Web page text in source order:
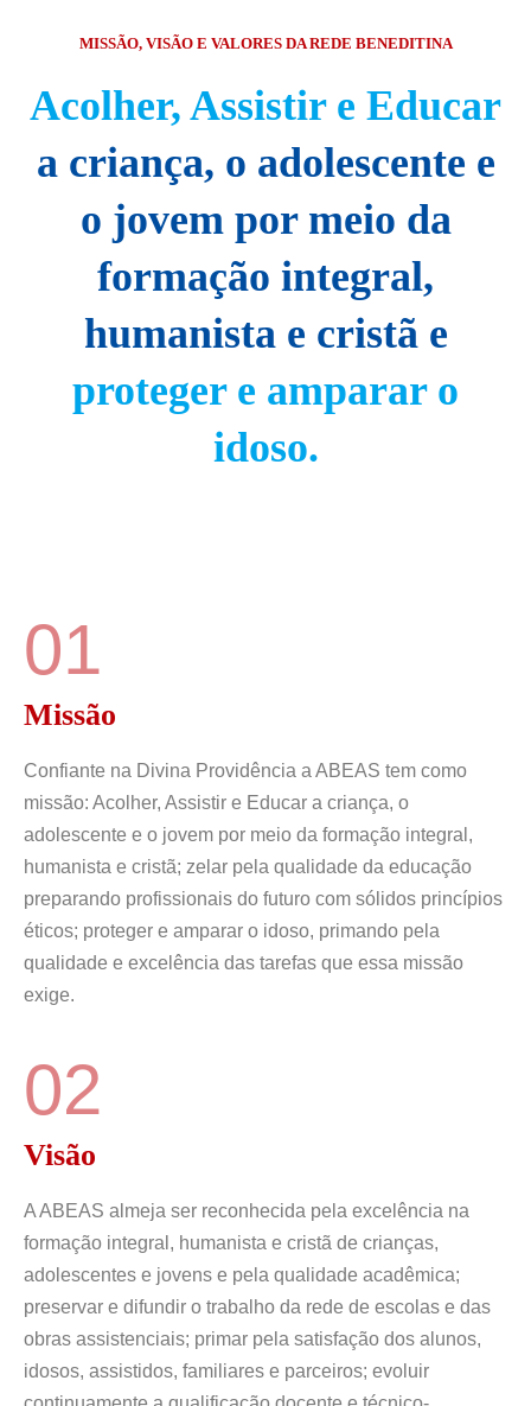
MISSÃO, VISÃO E VALORES DA REDE BENEDITINA
Acolher, Assistir e Educar
a criança, o adolescente e
o jovem por meio da
formação integral,
humanista e cristã e
proteger e amparar o
idoso.
Missão
01
Confiante na Divina Providência a ABEAS tem como
missão: Acolher, Assistir e Educar a criança, o
adolescente e o jovem por meio da formação integral,
humanista e cristã; zelar pela qualidade da educação
preparando profissionais do futuro com sólidos princípios
éticos; proteger e amparar o idoso, primando pela
qualidade e excelência das tarefas que essa missão
exige.
Visão
02
A ABEAS almeja ser reconhecida pela excelência na
formação integral, humanista e cristã de crianças,
adolescentes e jovens e pela qualidade acadêmica;
preservar e difundir o trabalho da rede de escolas e das
obras assistenciais; primar pela satisfação dos alunos,
idosos, assistidos, familiares e parceiros; evoluir